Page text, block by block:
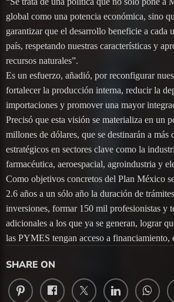
global como una potencia económica, sino
garantizar que el desarrollo beneficie a cada
país, respetando nuestras características y
recursos naturales”.
Es un esfuerzo, añadió, por reconfigurar
fortalecer la producción interna, reducir la
importaciones y promover una mayor
Precisó que esta visión se materializa en un
millones de dólares, que se destinarán a más
estratégicos en sectores clave como la
farmacéutica, aeroespacial, agroindustria y
Como objetivos concretos del Plan México
2.6 años a un sólo año la duración de
inversiones, formar 150 mil profesionistas y
adicionales a los que ya se generan, lograr
las PYMES tengan acceso a financiamiento,
SHARE ON